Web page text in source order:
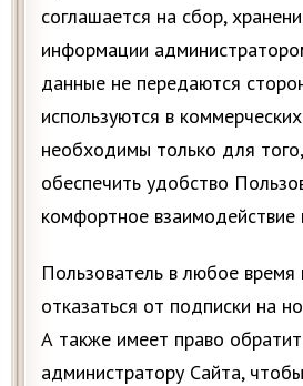
соглашается на сбор,
информации
данные не передаются
используются в
необходимы только для
обеспечить удобство
комфортное взаимодействие
Пользователь в любое
отказаться от подписки на
А также имеет право
администратору Сайта,